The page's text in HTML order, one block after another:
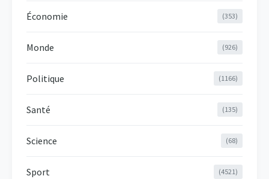
Économie (353)
Monde (926)
Politique (1166)
Santé (135)
Science (68)
Sport (4521)